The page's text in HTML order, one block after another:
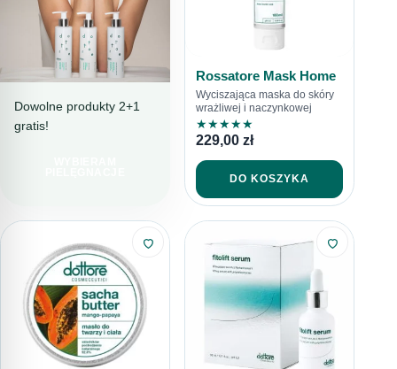
PIELĘGNACJA
Dowolne produkty 2+1
gratis!
Rossatore Mask Home
Wyciszająca maska do skóry
wrażliwej i naczynkowej
★★★★★
229,00 zł
DO KOSZYKA